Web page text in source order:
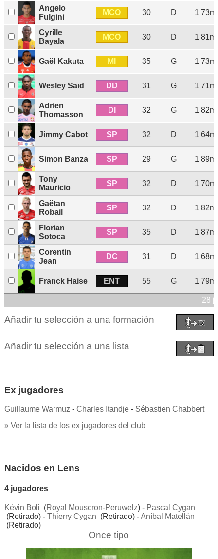
Angelo
Fulgini
MCO 30 D 1.73m
Cyrille
Bayala
MCO 30 D 1.81m
Gaël Kakuta MI 35 G 1.73m
Wesley Saïd DD 31 G 1.71m
Adrien
Thomasson
DI 32 G 1.82m
Jimmy Cabot SP 32 D 1.64m
Simon Banza SP 29 G 1.89m
Tony
Mauricio
SP 32 D 1.70m
Gaëtan
Robail
SP 32 D 1.82m
Florian
Sotoca
SP 35 D 1.87m
Corentin
Jean
DC 31 D 1.68m
Franck Haise ENT 55 G 1.79m
28
Añadir tu selección a una formación
Añadir tu selección a una lista
Ex jugadores
Guillaume Warmuz - Charles Itandje- Sébastien Chabbert
» Ver la lista de los ex jugadores del club
Nacidos en Lens
4 jugadores
Kévin Boli (Royal Mouscron-Peruwelz) - Pascal Cygan
(Retirado) - Thierry Cygan (Retirado) -Aníbal Matellán
(Retirado)
Once tipo